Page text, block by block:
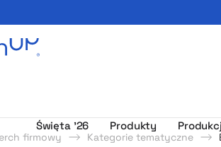
z nadrukiem i gadżety firmowe z logo
Święta ’26 Produkty
firmowy Kategorie tematyczne